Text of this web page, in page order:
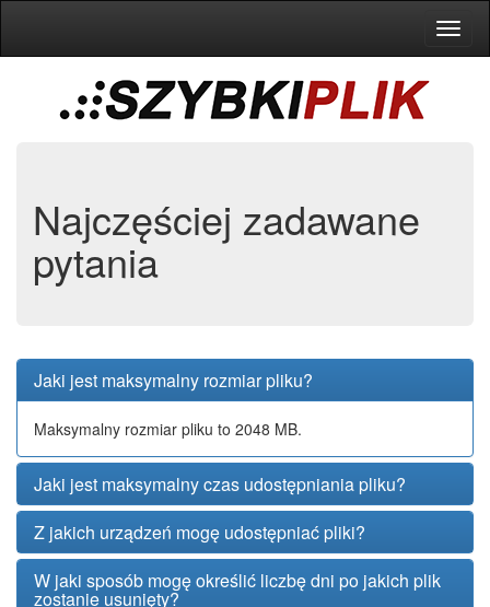
Najczęściej zadawane
pytania
Jaki jest maksymalny rozmiar pliku?
Maksymalny rozmiar pliku to 2048 MB.
Jaki jest maksymalny czas udostępniania pliku?
Z jakich urządzeń mogę udostępniać pliki?
W jaki sposób mogę określić liczbę dni po jakich plik
zostanie usunięty?